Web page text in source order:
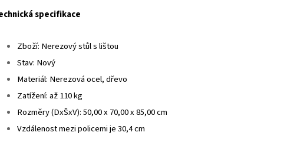
specifikace
Zboží: Nerezový stůl s lištou
Stav: Nový
Materiál: Nerezová ocel, dřevo
Zatížení: až 110 kg
Rozměry (DxŠxV): 50,00 x 70,00 x 85,00 cm
Vzdálenost mezi policemi je 30,4 cm